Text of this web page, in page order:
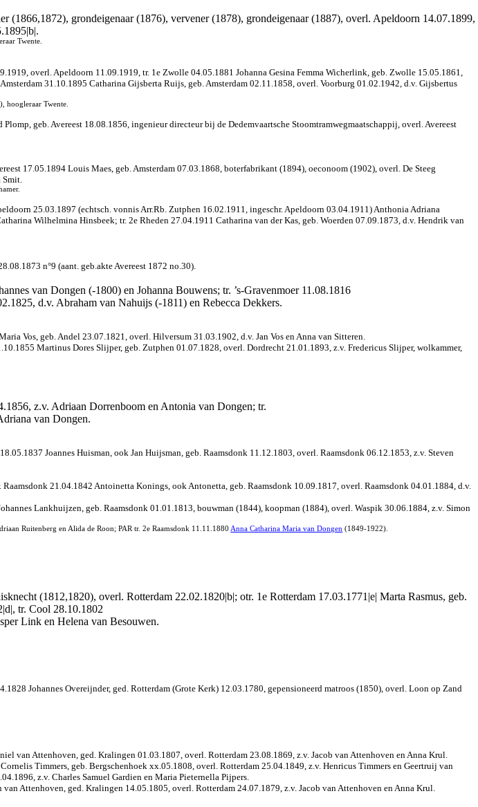
(1866,1872), grondeigenaar (1876), vervener (1878), grondeigenaar (1887), overl. Apeldoorn 14.07.1899,
Twente.
, overl. Apeldoorn 11.09.1919, tr. 1e Zwolle 04.05.1881 Johanna Gesina Femma Wicherlink, geb. Zwolle 15.05.1861,
Amsterdam 31.10.1895 Catharina Gijsberta Ruijs, geb. Amsterdam 02.11.1858, overl. Voorburg 01.02.1942, d.v. Gijsbertus
hoogleraar Twente.
geb. Avereest 18.08.1856, ingenieur directeur bij de Dedemvaartsche Stoomtramwegmaatschappij, overl. Avereest
17.05.1894 Louis Maes, geb. Amsterdam 07.03.1868, boterfabrikant (1894), oeconoom (1902), overl. De Steeg
25.03.1897 (echtsch. vonnis Arr.Rb. Zutphen 16.02.1911, ingeschr. Apeldoorn 03.04.1911) Anthonia Adriana
Wilhelmina Hinsbeek; tr. 2e Rheden 27.04.1911 Catharina van der Kas, geb. Woerden 07.09.1873, d.v. Hendrik van
n°9 (aant. geb.akte Avereest 1872 no.30).
van Dongen (-1800) en Johanna Bouwens; tr. ’s-Gravenmoer 11.08.1816
d.v. Abraham van Nahuijs (-1811) en Rebecca Dekkers.
Vos, geb. Andel 23.07.1821, overl. Hilversum 31.03.1902, d.v. Jan Vos en Anna van Sitteren.
Martinus Dores Slijper, geb. Zutphen 01.07.1828, overl. Dordrecht 21.01.1893, z.v. Fredericus Slijper, wolkammer,
z.v. Adriaan Dorrenboom en Antonia van Dongen; tr.
van Dongen.
Joannes Huisman, ook Jan Huijsman, geb. Raamsdonk 11.12.1803, overl. Raamsdonk 06.12.1853, z.v. Steven
21.04.1842 Antoinetta Konings, ook Antonetta, geb. Raamsdonk 10.09.1817, overl. Raamsdonk 04.01.1884, d.v.
Lankhuijzen, geb. Raamsdonk 01.01.1813, bouwman (1844), koopman (1884), overl. Waspik 30.06.1884, z.v. Simon
Ruitenberg en Alida de Roon; PAR tr. 2e Raamsdonk 11.11.1880 Anna Catharina Maria van Dongen (1849-1922).
(1812,1820), overl. Rotterdam 22.02.1820|b|; otr. 1e Rotterdam 17.03.1771|e| Marta Rasmus, geb.
tr. Cool 28.10.1802
Link en Helena van Besouwen.
Johannes Overeijnder, ged. Rotterdam (Grote Kerk) 12.03.1780, gepensioneerd matroos (1850), overl. Loon op Zand
van Attenhoven, ged. Kralingen 01.03.1807, overl. Rotterdam 23.08.1869, z.v. Jacob van Attenhoven en Anna Krul.
Timmers, geb. Bergschenhoek xx.05.1808, overl. Rotterdam 25.04.1849, z.v. Henricus Timmers en Geertruij van
z.v. Charles Samuel Gardien en Maria Pieternella Pijpers.
Attenhoven, ged. Kralingen 14.05.1805, overl. Rotterdam 24.07.1879, z.v. Jacob van Attenhoven en Anna Krul.